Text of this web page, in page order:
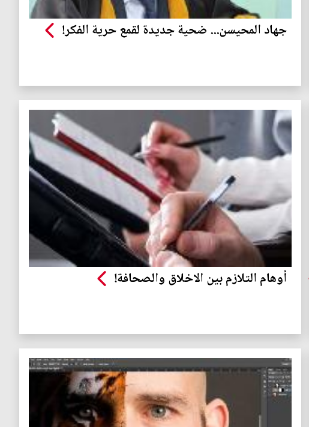
جهاد المحيسن... ضحية جديدة لقمع حرية الفكر!
أوهام التلازم بين الاخلاق والصحافة!